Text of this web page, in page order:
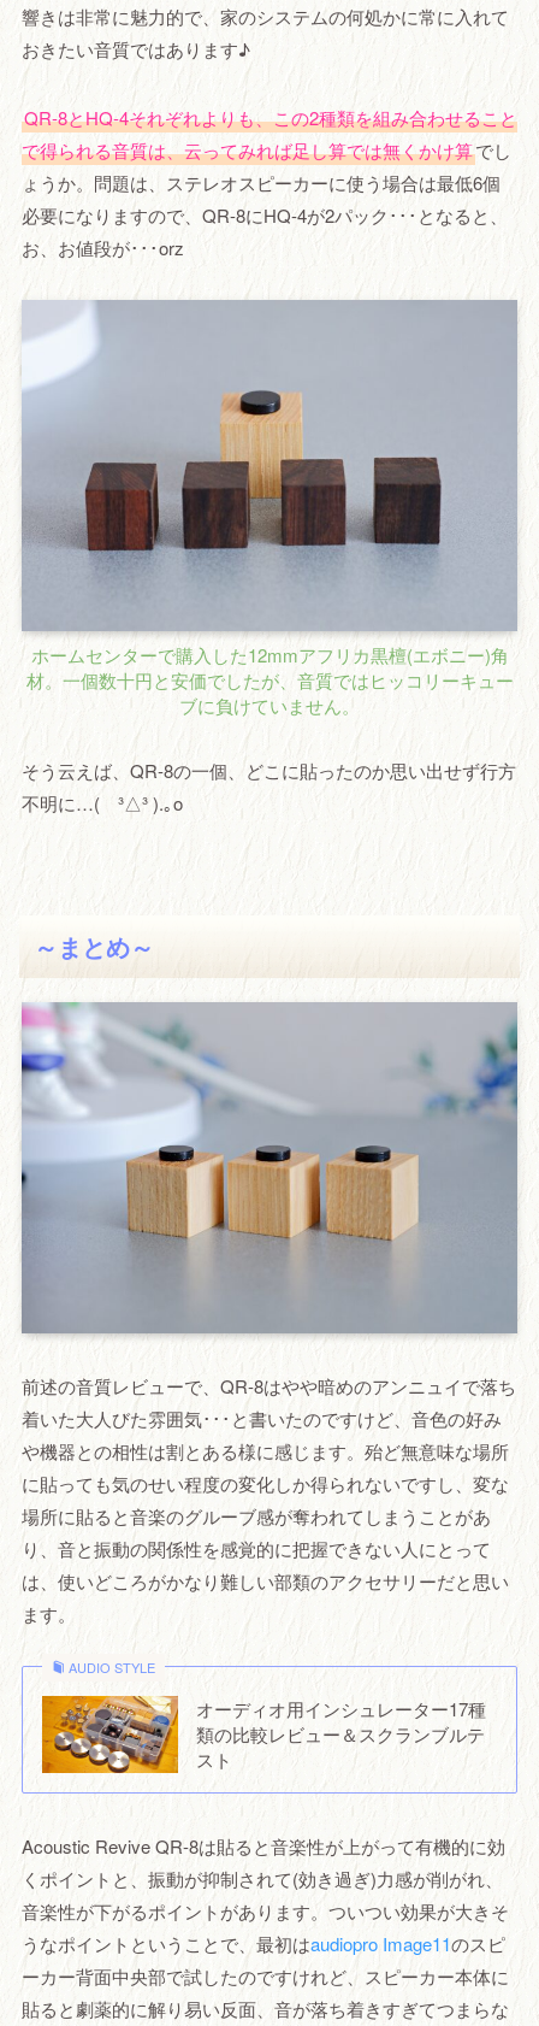
響きは非常に魅力的で、家のシステムの何処かに常に入れて
おきたい音質ではあります♪
QR-8とHQ-4それぞれよりも、この2種類を組み合わせること
で得られる音質は、云ってみれば足し算では無くかけ算でし
ょうか。問題は、ステレオスピーカーに使う場合は最低6個
必要になりますので、QR-8にHQ-4が2パック･･･となると、
お、お値段が･･･orz
ホームセンターで購入した12mmアフリカ黒檀(エボニー)角
材。一個数十円と安価でしたが、音質ではヒッコリーキュー
ブに負けていません。
そう云えば、QR-8の一個、どこに貼ったのか思い出せず行方
不明に…( ³△³ ).｡o
～まとめ～
前述の音質レビューで、QR-8はやや暗めのアンニュイで落ち
着いた大人びた雰囲気･･･と書いたのですけど、音色の好み
や機器との相性は割とある様に感じます。殆ど無意味な場所
に貼っても気のせい程度の変化しか得られないですし、変な
場所に貼ると音楽のグルーブ感が奪われてしまうことがあ
り、音と振動の関係性を感覚的に把握できない人にとって
は、使いどころがかなり難しい部類のアクセサリーだと思い
ます。
AUDIO STYLE
オーディオ用インシュレーター17種
類の比較レビュー＆スクランブルテ
スト
Acoustic Revive QR-8は貼ると音楽性が上がって有機的に効
くポイントと、振動が抑制されて(効き過ぎ)力感が削がれ、
音楽性が下がるポイントがあります。ついつい効果が大きそ
うなポイントということで、最初はaudiopro Image11のスピ
ーカー背面中央部で試したのですけれど、スピーカー本体に
貼ると劇薬的に解り易い反面、音が落ち着きすぎてつまらな